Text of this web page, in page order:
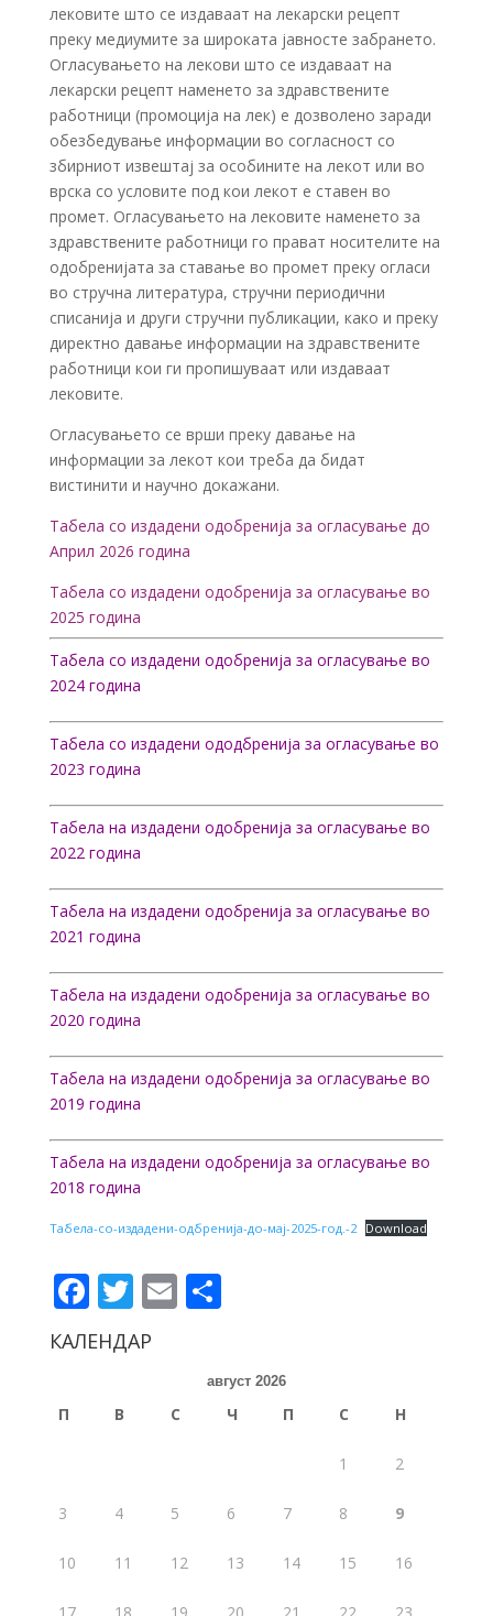
лековите што се издаваат на лекарски рецепт
преку медиумите за широката јавносте забрането.
Огласувањето на лекови што се издаваат на
лекарски рецепт наменето за здравствените
работници (промоција на лек) е дозволено заради
обезбедување информации во согласност со
збирниот извештај за особините на лекот или во
врска со условите под кои лекот е ставен во
промет. Огласувањето на лековите наменето за
здравствените работници го прават носителите на
одобренијата за ставање во промет преку огласи
во стручна литература, стручни периодични
списанија и други стручни публикации, како и преку
директно давање информации на здравствените
работници кои ги пропишуваат или издаваат
лековите.
Огласувањето се врши преку давање на
информации за лекот кои треба да бидат
вистинити и научно докажани.
Табела со издадени одобренија за огласување до
Април 2026 година
Табела со издадени одобренија за огласување во
2025 година
Tабела со издадени одобренија за огласување во
2024 година
Табела со издадени ододбренија за огласување во
2023 година
Табела на издадени одобренија за огласување во
2022 година
Табела на издадени одобренија за огласување во
2021 година
Табела на издадени одобренија за огласување во
2020 година
Табела на издадени одобренија за огласување во
2019 година
Табела на издадени одобренија за огласување во
2018 година
Табела-со-издадени-одбренија-до-мај-2025-год.-2 Download
Facebook
Twitter
EmailShare
КАЛЕНДАР
август 2026
П В С Ч П С Н
1 2
3 4 5 6 7 8 9
10 11 12 13 14 15 16